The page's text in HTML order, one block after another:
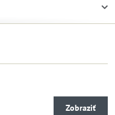
Zobraziť